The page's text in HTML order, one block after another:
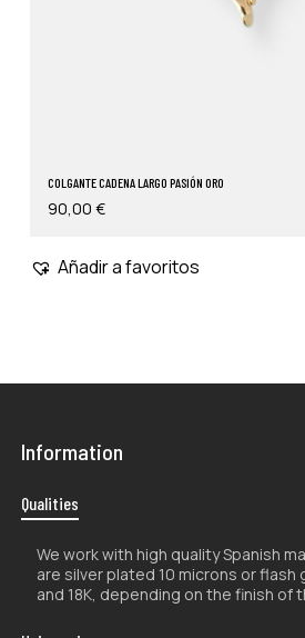
COLGANTE CADENA LARGO PASIÓN ORO
90,00 €
Añadir a favoritos
Information
Qualities
We work with high quality Spanish
are silver plated 10 microns or flash
and 18K, depending on the finish of